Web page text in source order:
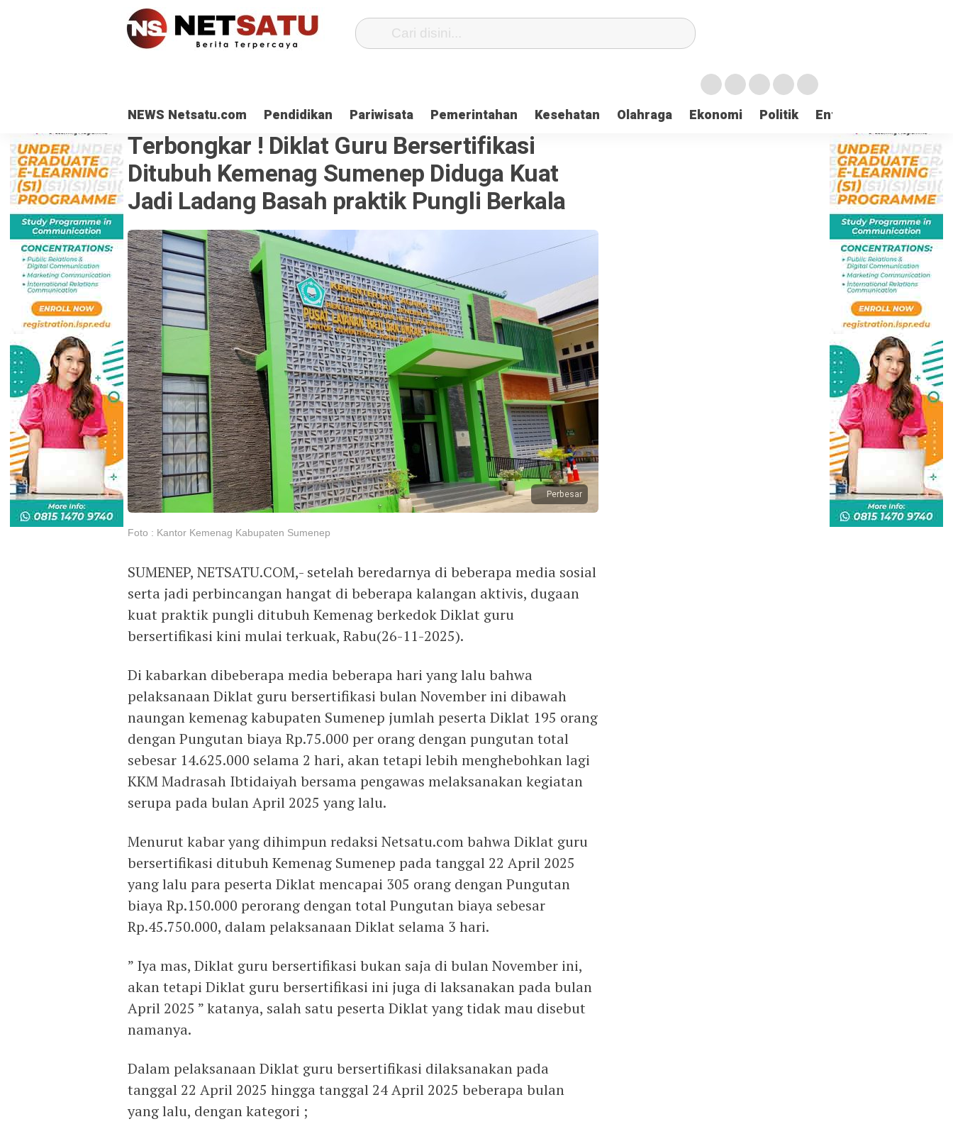
NEWS Netsatu.com Pendidikan Pariwisata Pemerintahan Kesehatan Olahraga Ekonomi Politik Entertaintment
HUKUM & KRIMINAL· 26 Nov 2025
Terbongkar ! Diklat Guru Bersertifikasi
Ditubuh Kemenag Sumenep Diduga Kuat
Jadi Ladang Basah praktik Pungli Berkala
Perbesar
Foto : Kantor Kemenag Kabupaten Sumenep
SUMENEP, NETSATU.COM,- setelah beredarnya di beberapa media sosial
serta jadi perbincangan hangat di beberapa kalangan aktivis, dugaan
kuat praktik pungli ditubuh Kemenag berkedok Diklat guru
bersertifikasi kini mulai terkuak, Rabu(26-11-2025).
Di kabarkan dibeberapa media beberapa hari yang lalu bahwa
pelaksanaan Diklat guru bersertifikasi bulan November ini dibawah
naungan kemenag kabupaten Sumenep jumlah peserta Diklat 195 orang
dengan Pungutan biaya Rp.75.000 per orang dengan pungutan total
sebesar 14.625.000 selama 2 hari, akan tetapi lebih menghebohkan lagi
KKM Madrasah Ibtidaiyah bersama pengawas melaksanakan kegiatan
serupa pada bulan April 2025 yang lalu.
Menurut kabar yang dihimpun redaksi Netsatu.com bahwa Diklat guru
bersertifikasi ditubuh Kemenag Sumenep pada tanggal 22 April 2025
yang lalu para peserta Diklat mencapai 305 orang dengan Pungutan
biaya Rp.150.000 perorang dengan total Pungutan biaya sebesar
Rp.45.750.000, dalam pelaksanaan Diklat selama 3 hari.
” Iya mas, Diklat guru bersertifikasi bukan saja di bulan November ini,
akan tetapi Diklat guru bersertifikasi ini juga di laksanakan pada bulan
April 2025 ” katanya, salah satu peserta Diklat yang tidak mau disebut
namanya.
Dalam pelaksanaan Diklat guru bersertifikasi dilaksanakan pada
tanggal 22 April 2025 hingga tanggal 24 April 2025 beberapa bulan
yang lalu, dengan kategori ;